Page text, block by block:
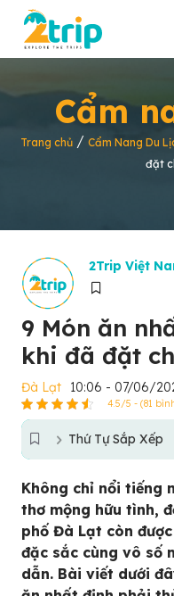
Cẩm
Trang chủ/ Cẩm Nang Du
đặt
2Trip Việt
9 Món ăn
khi đã đặt
Đà Lạt 10:06 - 07/06/
4.5/5 - (81
Thứ Tự Sắp Xếp
Không chỉ nổi tiếng
thơ mộng hữu tình,
phố Đà Lạt còn
đặc sắc cùng vô số
dẫn. Bài viết dưới